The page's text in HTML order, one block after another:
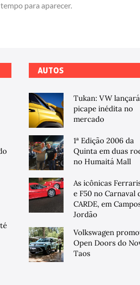
para aparecer.
AUTOS
Tukan: VW lançará
picape inédita no
mercado
1ª Edição 2006 da
Quinta em duas
no Humaitá Mall
As icônicas
e F50 no Carnaval
CARDE, em
Jordão
Volkswagen
Open Doors do
Taos